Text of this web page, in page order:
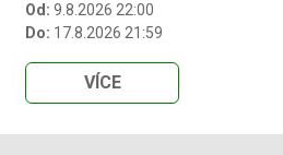
Od: 9.8.2026 22:00
Do: 17.8.2026 21:59
VÍCE